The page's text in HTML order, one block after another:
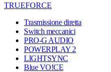
TRUEFORCE
Trasmissione diretta
Switch meccanici
PRO-G AUDIO
POWERPLAY 2
LIGHTSYNC
Blue VO!CE